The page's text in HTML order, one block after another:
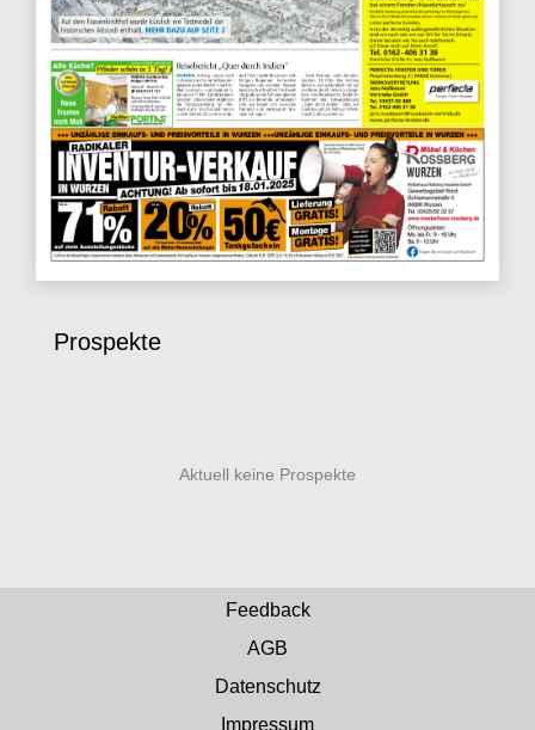
Prospekte
Feedback
AGB
Datenschutz
Impressum